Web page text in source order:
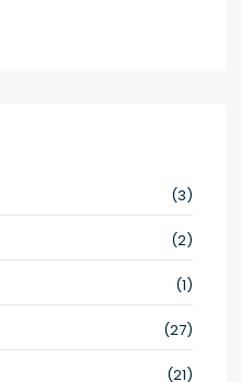
(3)
(2)
(1)
(27)
(21)